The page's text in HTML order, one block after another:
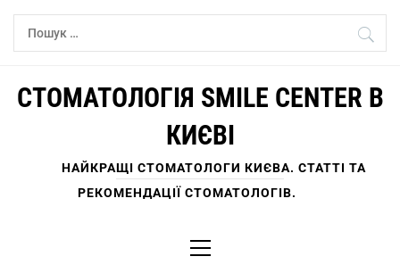
Skip
Пошук:
СТОМАТОЛОГІЯ SMILE CENTER В
КИЄВІ
НАЙКРАЩІ СТОМАТОЛОГИ КИЄВА. СТАТТІ ТА
РЕКОМЕНДАЦІЇ СТОМАТОЛОГІВ.
Menu